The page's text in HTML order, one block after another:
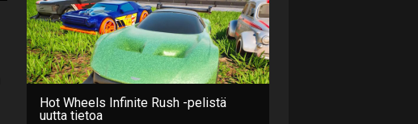
Hot Wheels Infinite Rush -pelistä
uutta tietoa